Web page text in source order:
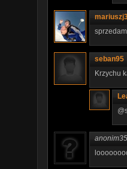
seban95
Krzychu
anonim35